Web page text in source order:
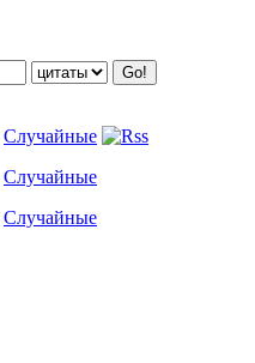
Случайные
Случайные
Случайные